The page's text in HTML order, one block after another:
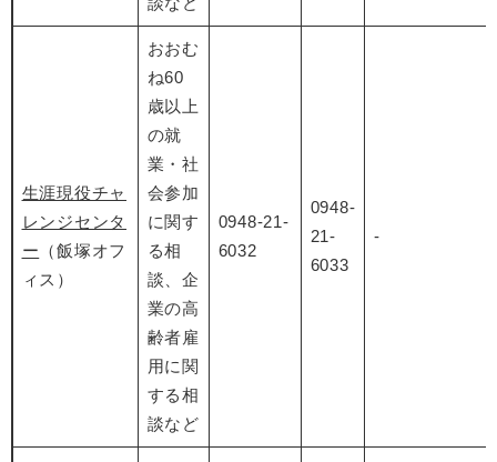
生涯現役チャ
レンジセンタ
ー （飯塚オフ
ィス）
おおむ
ね60
歳以上
の就
業・社
会参加
に関す
る相
談、企
業の高
齢者雇
用に関
する相
談など
0948-21-
6032
0948-
21-
6033
-